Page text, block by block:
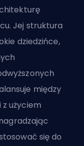
Jej struktura
dziedzińce,
między
użyciem
się do